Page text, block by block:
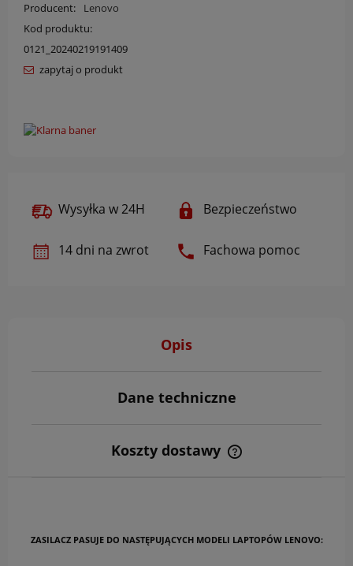
Producent:
Lenovo
Kod produktu:
0121_20240219191409
zapytaj o produkt
Wysyłka w 24H Bezpieczeństwo
14 dni na zwrot Fachowa pomoc
Opis
Dane techniczne
Koszty dostawy
Cena nie zawiera ewentualnych kosztów płatności
ZASILACZ PASUJE DO NASTĘPUJĄCYCH MODELI LAPTOPÓW LENOVO: